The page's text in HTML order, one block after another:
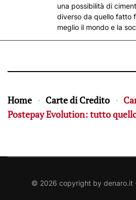
una possibilità di
diverso da quello fatto
meglio il mondo e la
Home Carte di Credito
Postepay Evolution: tutto
© 2026 copyright by denaro.it